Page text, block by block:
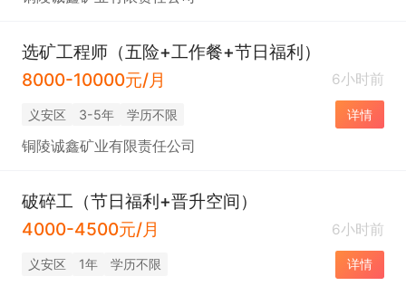
选矿工程师（五险+工作餐+节日福利）
8000-10000元/月
6小时前
义安区 3-5年 学历不限 详情
铜陵诚鑫矿业有限责任公司
破碎工（节日福利+晋升空间）
4000-4500元/月
6小时前
义安区 1年 学历不限 详情